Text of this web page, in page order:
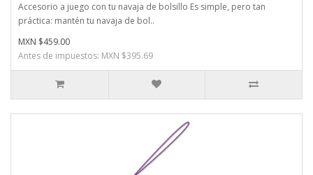
Accesorio a juego con tu navaja de bolsillo Es simple, pero tan
práctica: mantén tu navaja de bol..
MXN $459.00
Antes de impuestos: MXN $395.69